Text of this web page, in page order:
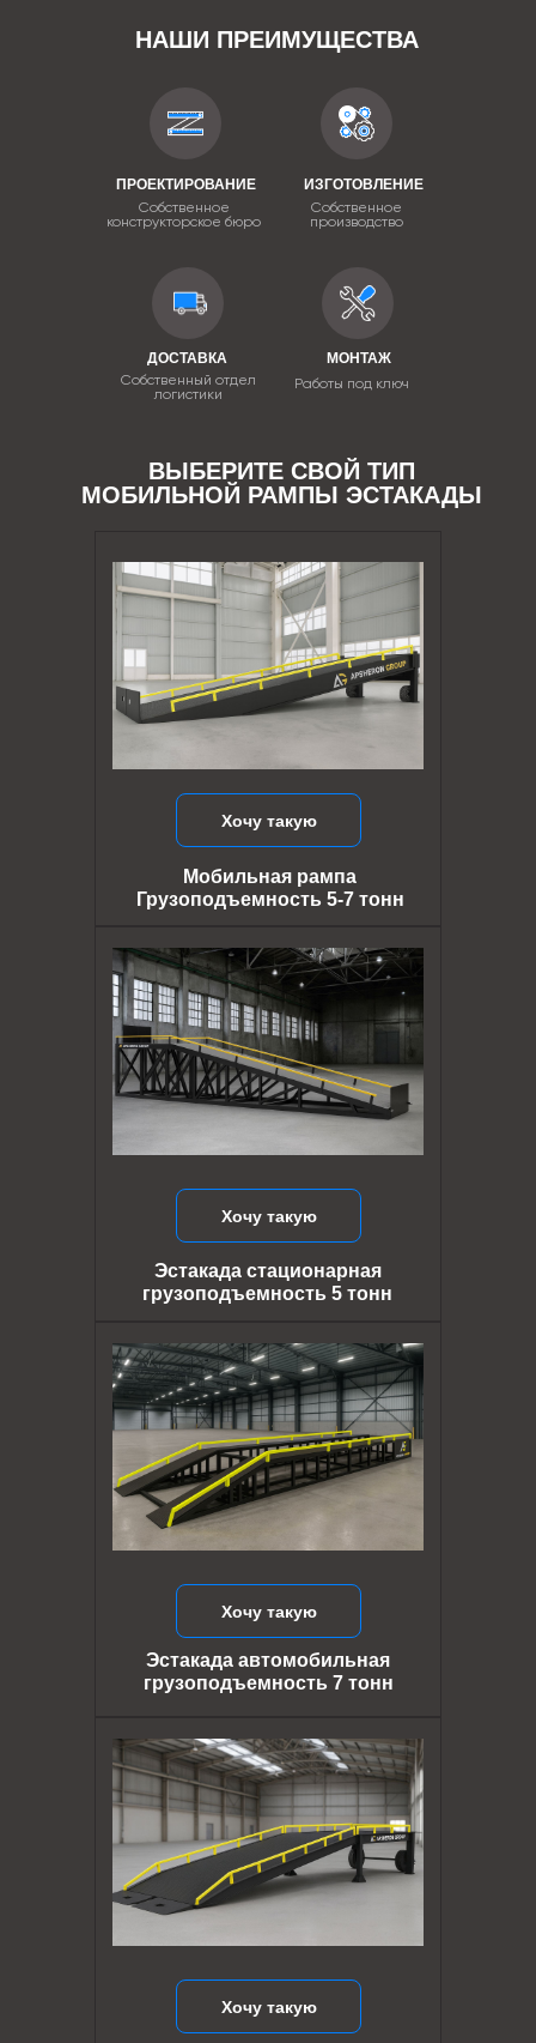
НАШИ ПРЕИМУЩЕСТВА
ПРОЕКТИРОВАНИЕ
Собственное
конструкторское бюро
ИЗГОТОВЛЕНИЕ
Собственное
производство
ДОСТАВКА
Собственный отдел
логистики
МОНТАЖ
Работы под ключ
ВЫБЕРИТЕ СВОЙ ТИП
МОБИЛЬНОЙ РАМПЫ ЭСТАКАДЫ
Хочу такую
Хочу такую
Эстакада автомобильная
грузоподъемность 7 тонн
Хочу такую
Эстакада стационарная
грузоподъемность 5 тонн
Хочу такую
Мобильная рампа
Грузоподъемность 5-7 тонн